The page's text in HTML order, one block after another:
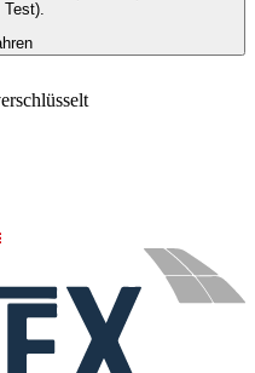
Test).